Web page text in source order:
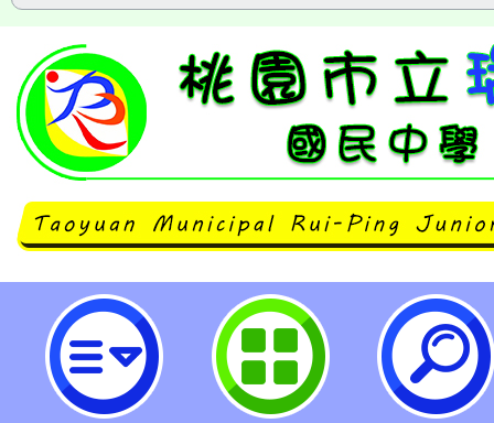
公告本校114學年度第2學期第4次
果-桃園市立瑞坪國民中學